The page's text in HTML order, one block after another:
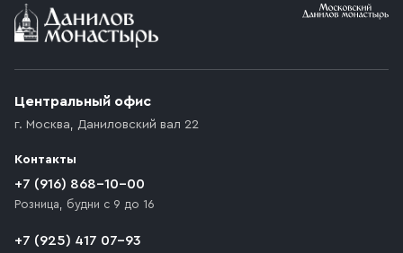
Условия доставки
возникают препятствия для подъезда автомобиля,
которое максимально близко к месту запланированной
движения. Если на территории места назначения
доставки предусмотрен платный въезд, то Покупателю
необходимо компенсировать стоимость въезда
Центральный офис
г. Москва, Даниловский вал 22
Контакты
+7 (916) 868-10-00
Розница, будни с 9 до 16
+7 (925) 417 07-93